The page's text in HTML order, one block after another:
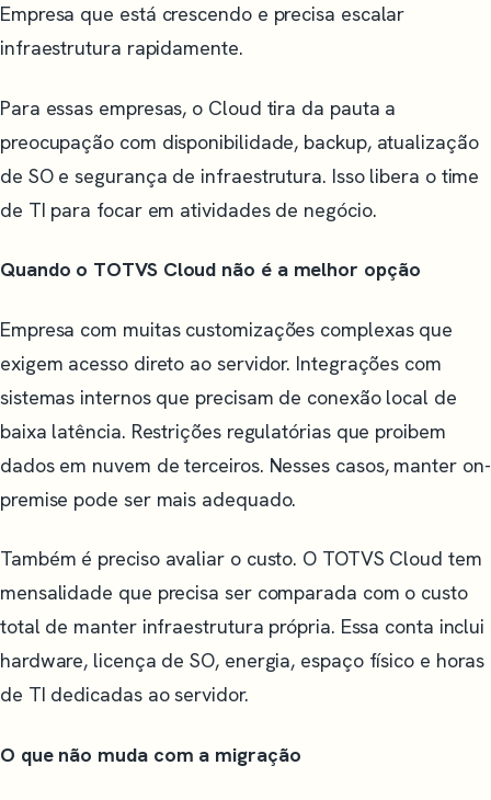
Empresa que está crescendo e precisa escalar
infraestrutura rapidamente.
Para essas empresas, o Cloud tira da pauta a
preocupação com disponibilidade, backup, atualização
de SO e segurança de infraestrutura. Isso libera o time
de TI para focar em atividades de negócio.
Quando o TOTVS Cloud não é a melhor opção
Empresa com muitas customizações complexas que
exigem acesso direto ao servidor. Integrações com
sistemas internos que precisam de conexão local de
baixa latência. Restrições regulatórias que proibem
dados em nuvem de terceiros. Nesses casos, manter on-
premise pode ser mais adequado.
Também é preciso avaliar o custo. O TOTVS Cloud tem
mensalidade que precisa ser comparada com o custo
total de manter infraestrutura própria. Essa conta inclui
hardware, licença de SO, energia, espaço físico e horas
de TI dedicadas ao servidor.
O que não muda com a migração